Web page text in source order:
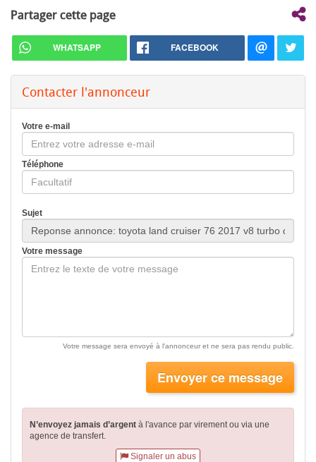
Partager cette page
WHATSAPP FACEBOOK
Contacter l'annonceur
Votre e-mail
Téléphone
Sujet
Votre message
Votre message sera envoyé à l'annonceur et ne sera pas rendu public.
Envoyer ce message
N’envoyez jamais d’argent à l'avance par virementou via une
agence de transfert.
Signaler un abus